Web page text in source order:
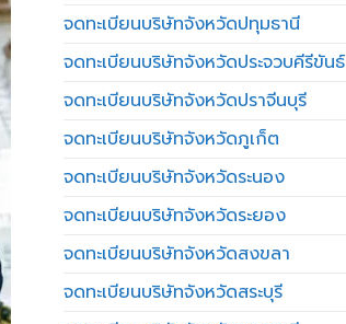
จดทะเบียนบริษัทจังหวัดปทุมธานี
จดทะเบียนบริษัทจังหวัดประจวบคีรีขันธ์
จดทะเบียนบริษัทจังหวัดปราจีนบุรี
จดทะเบียนบริษัทจังหวัดภูเก็ต
จดทะเบียนบริษัทจังหวัดระนอง
จดทะเบียนบริษัทจังหวัดระยอง
จดทะเบียนบริษัทจังหวัดสงขลา
จดทะเบียนบริษัทจังหวัดสระบุรี